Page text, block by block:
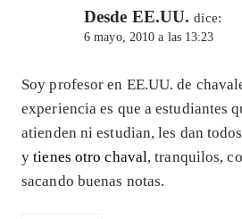
Desde EE.UU. dice:
6 mayo, 2010 a las 13:23
Soy profesor en EE.UU. de
experiencia es que a estudiantes
atienden ni estudian, les dan
ytienes otro chaval, tranquilos,
sacando buenas notas.